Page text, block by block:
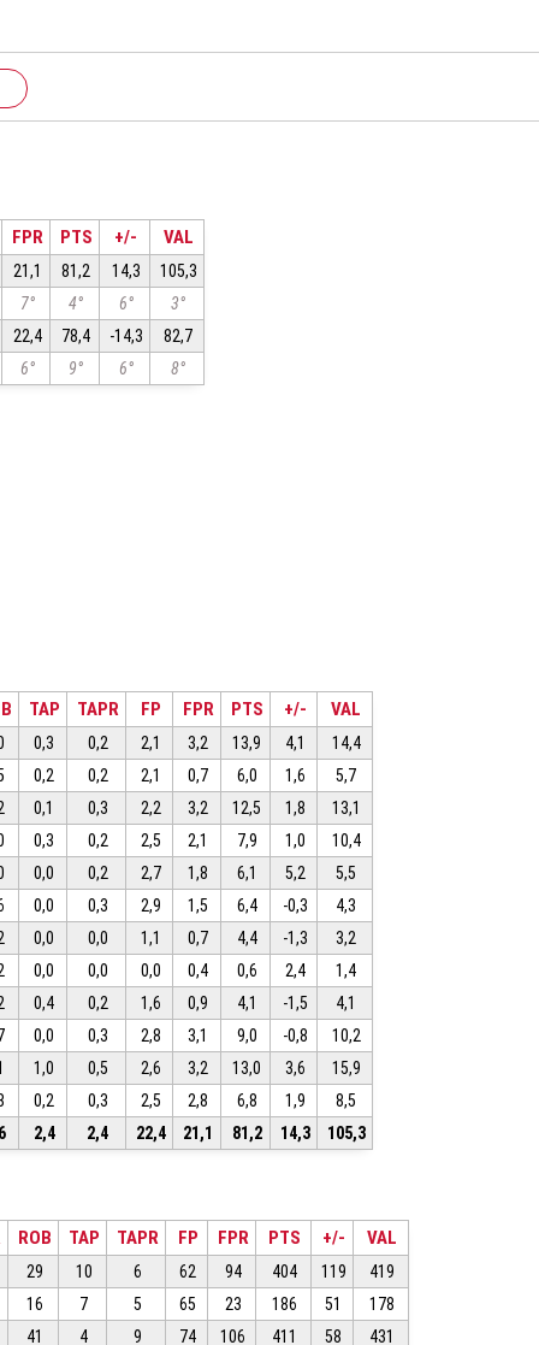
FPR PTS +/- VAL
21,1 81,2 14,3
105,3
7°
4° 6°
3°
22,4
78,4 -14,3
82,7
6°
9° 6° 8°
TAP TAPR FP FPR PTS +/- VAL
0,3 0,2 2,1 3,2 13,9 4,1
14,4
0,2 0,2 2,1 0,7 6,0 1,6
5,7
0,1 0,3 2,2 3,2 12,5 1,8
13,1
0,3 0,2 2,5 2,1 7,9 1,0
10,4
0,0 0,2 2,7 1,8 6,1 5,2
5,5
0,0 0,3 2,9 1,5 6,4 -0,3
4,3
0,0 0,0 1,1 0,7 4,4 -1,3
3,2
0,0 0,0 0,0 0,4 0,6 2,4
1,4
0,4 0,2 1,6 0,9 4,1 -1,5
4,1
0,0 0,3 2,8 3,1 9,0 -0,8
10,2
1,0 0,5 2,6 3,2 13,0 3,6
15,9
0,2 0,3 2,5 2,8 6,8 1,9
8,5
2,4 2,4 22,4 21,1 81,2 14,3 105,3
ROB TAP TAPR FP FPR PTS +/- VAL
29 10 6 62 94 404 119
419
16
7 5 65 23 186 51
178
41
4 9 74 106 411 58 431